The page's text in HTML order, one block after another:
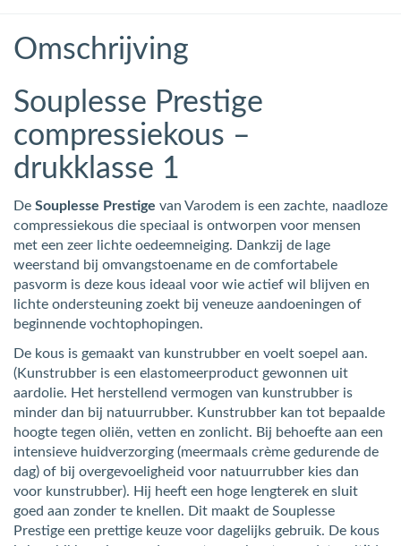
Omschrijving
Souplesse Prestige
compressiekous –
drukklasse 1
De Souplesse Prestige van Varodem is een zachte, naadloze
compressiekous die speciaal is ontworpen voor mensen
met een zeer lichte oedeemneiging. Dankzij de lage
weerstand bij omvangstoename en de comfortabele
pasvorm is deze kous ideaal voor wie actief wil blijven en
lichte ondersteuning zoekt bij veneuze aandoeningen of
beginnende vochtophopingen.
De kous is gemaakt van kunstrubber en voelt soepel aan.
(Kunstrubber is een elastomeerproduct gewonnen uit
aardolie. Het herstellend vermogen van kunstrubber is
minder dan bij natuurrubber. Kunstrubber kan tot bepaalde
hoogte tegen oliën, vetten en zonlicht. Bij behoefte aan een
intensieve huidverzorging (meermaals crème gedurende de
dag) of bij overgevoeligheid voor natuurrubber kies dan
voor kunstrubber). Hij heeft een hoge lengterek en sluit
goed aan zonder te knellen. Dit maakt de Souplesse
Prestige een prettige keuze voor dagelijks gebruik. De kous